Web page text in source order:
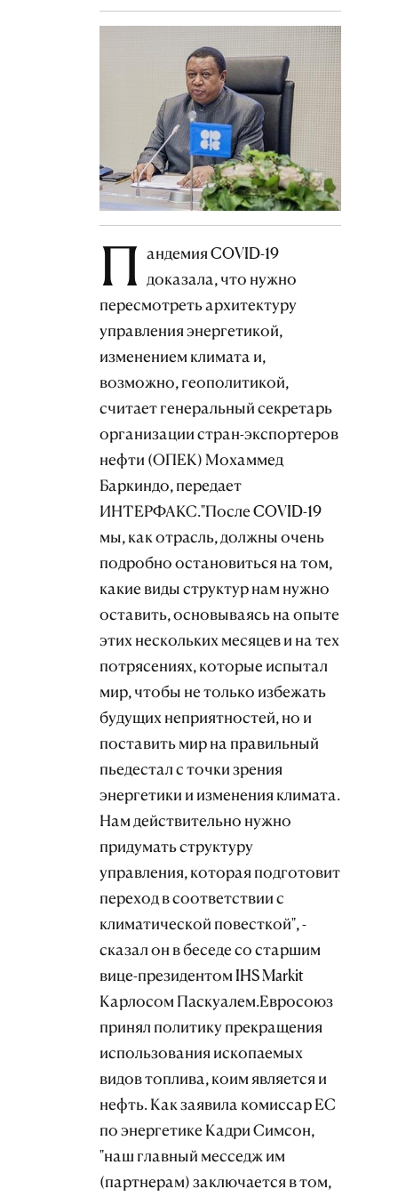
П андемия COVID-19
доказала, что нужно
пересмотреть архитектуру
управления энергетикой,
изменением климата и,
возможно, геополитикой,
считает генеральный секретарь
организации стран-экспортеров
нефти (ОПЕК) Мохаммед
Баркиндо, передает
ИНТЕРФАКС."После COVID-19
мы, как отрасль, должны очень
подробно остановиться на том,
какие виды структур нам нужно
оставить, основываясь на опыте
этих нескольких месяцев и на тех
потрясениях, которые испытал
мир, чтобы не только избежать
будущих неприятностей, но и
поставить мир на правильный
пьедестал с точки зрения
энергетики и изменения климата.
Нам действительно нужно
придумать структуру
управления, которая подготовит
переход в соответствии с
климатической повесткой", -
сказал он в беседе со старшим
вице-президентом IHS Markit
Карлосом Паскуалем.Евросоюз
принял политику прекращения
использования ископаемых
видов топлива, коим является и
нефть. Как заявила комиссар ЕС
по энергетике Кадри Симсон,
"наш главный месседж им
(партнерам) заключается в том,